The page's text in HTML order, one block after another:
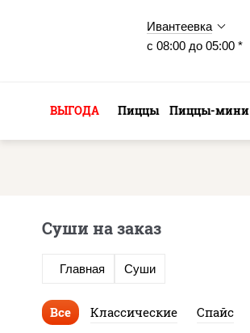
Ивантеевка
с 08:00 до 05:00 *
ВЫГОДА Пиццы Пиццы-мини
Cуши на заказ
Главная Суши
Все Классические Спайс